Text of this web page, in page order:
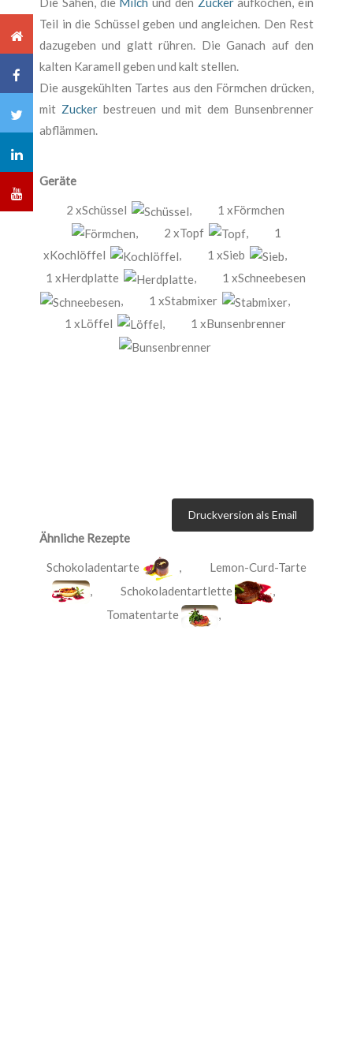
Teil in die Schüssel geben und angleichen. Den Rest
dazugeben und glatt rühren. Die Ganach auf den
kalten Karamell geben und kalt stellen.
Die ausgekühlten Tartes aus den Förmchen drücken,
mit Zuckerbestreuen und mit dem Bunsenbrenner
abflämmen.
Geräte
2 xSchüssel ,
1 xFörmchen
,
2 xTopf ,
1
xKochlöffel
, 1 xSieb
,
1 xHerdplatte
,
1 xSchneebesen
,
1 xStabmixer
,
1 xLöffel
1 xBunsenbrenner
Druckversion als Email
Ähnliche Rezepte
Schokoladentarte , Lemon-Curd-Tarte
, Schokoladentartlette
,
Tomatentarte
,